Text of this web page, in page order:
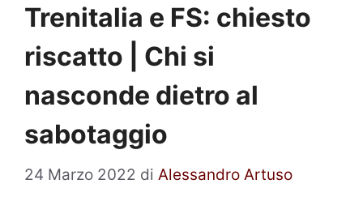
Trenitalia e FS: chiesto
riscatto | Chi si
nasconde dietro al
sabotaggio
24 Marzo 2022 di Alessandro Artuso